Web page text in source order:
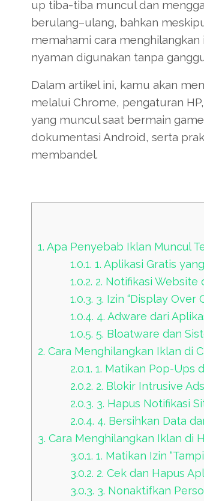
up tiba-tiba muncul dan
berulang–ulang, bahkan
memahami cara
nyaman digunakan tanpa
Dalam artikel ini, kamu akan
melalui Chrome, pengaturan
yang muncul saat bermain
dokumentasi Android, serta
membandel.
1. Apa Penyebab Iklan Muncul
1.0.1. 1. Aplikasi Gratis
1.0.2. 2. Notifikasi Website
1.0.3. 3. Izin “Display Over
1.0.4. 4. Adware dari
1.0.5. 5. Bloatware dan
2. Cara Menghilangkan Iklan di
2.0.1. 1. Matikan Pop-Ups
2.0.2. 2. Blokir Intrusive Ads
2.0.3. 3. Hapus Notifikasi
2.0.4. 4. Bersihkan Data
3. Cara Menghilangkan Iklan di
3.0.1. 1. Matikan Izin
3.0.2. 2. Cek dan Hapus
3.0.3. 3. Nonaktifkan